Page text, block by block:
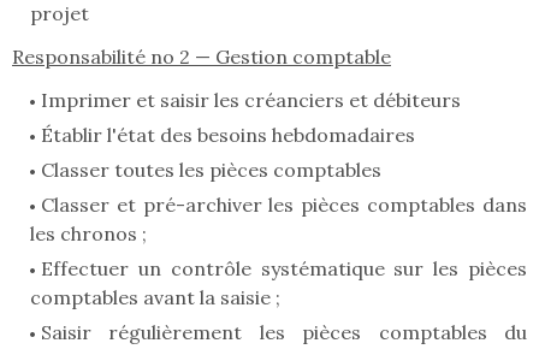
projet
Responsabilité no 2 — Gestion comptable
Imprimer et saisir les créanciers et débiteurs
Établir l'état des besoins hebdomadaires
Classer toutes les pièces comptables
Classer et pré-archiver les pièces comptables dans
les chronos ;
Effectuer un contrôle systématique sur les pièces
comptables avant la saisie ;
Saisir régulièrement les pièces comptables du